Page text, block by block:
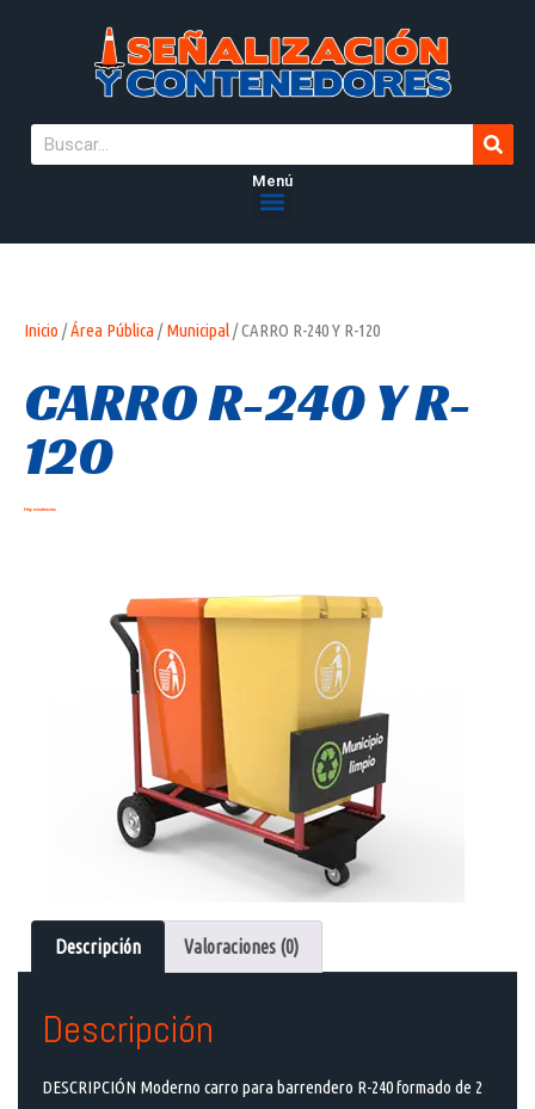
Menú
Inicio /Área Pública /Municipal/ CARRO R-240 Y R-120
CARRO R-240 Y R-
120
Hay existencias
Descripción Valoraciones (0)
Descripción
DESCRIPCIÓN Moderno carro para barrendero R-240 formado de 2